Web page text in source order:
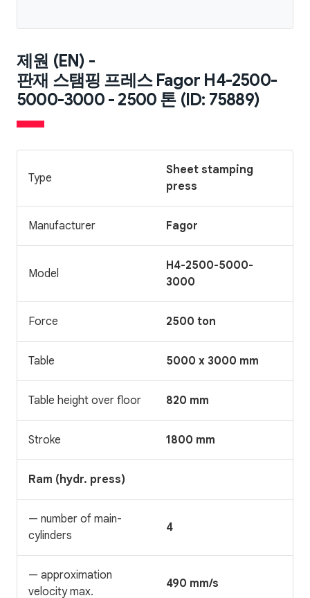
제원 (EN) -
판재 스탬핑 프레스 Fagor H4-2500-
5000-3000 - 2500 톤 (ID: 75889)
Type
Sheet stamping
press
Manufacturer Fagor
Model
H4-2500-5000-
3000
Force 2500 ton
Table 5000 x 3000 mm
Table height over floor 820 mm
Stroke 1800 mm
Ram (hydr. press)
— number of main-
cylinders
4
— approximation
velocity max.
490 mm/s